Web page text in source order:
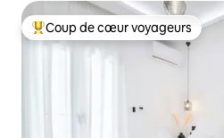
Coups de cœur voyageurs les
Coup de cœur voyageurs